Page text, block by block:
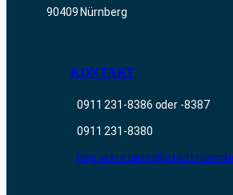
90409 Nürnberg
KONTAKT
0911 231-8386 oder -8387
0911 231-8380